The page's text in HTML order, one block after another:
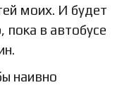
моих. И будет
пока в автобусе
наивно